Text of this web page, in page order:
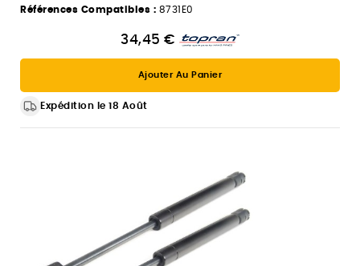
Références Compatibles : 8731E0
34,45 €
Ajouter Au Panier
Expédition le 18 Août